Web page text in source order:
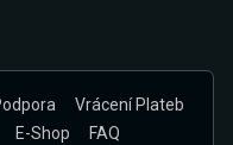
Vrácení Plateb
E-Shop FAQ